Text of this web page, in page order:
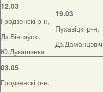
12.03
Гродзенскі р-н,
Дз.Вінчэўскі,
Ю.Лукашэнка
19.03
Пухавіцкі р-н,
Дз.Даманцэвіч
03.05
Гродзенскі р-н,